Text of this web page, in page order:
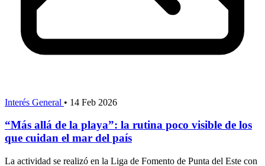
Interés General • 14 Feb 2026
“Más allá de la playa”: la rutina poco visible de los
que cuidan el mar del país
La actividad se realizó en la Liga de Fomento de Punta del Este con